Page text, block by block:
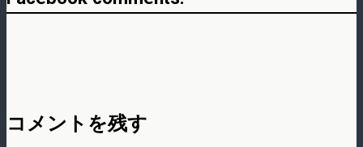
コメントを残す